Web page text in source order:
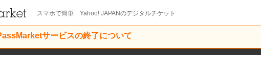
スマホで簡単 Yahoo! JAPANのデジタルチケット
サービスの終了について